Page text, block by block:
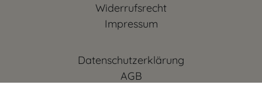
Widerrufs­recht
Impressum
Daten­schutz­erklärung
AGB